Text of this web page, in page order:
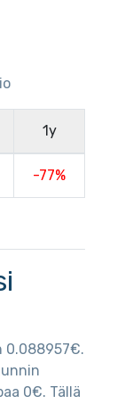
1y
-77%
0.088957€.
0€. Tällä